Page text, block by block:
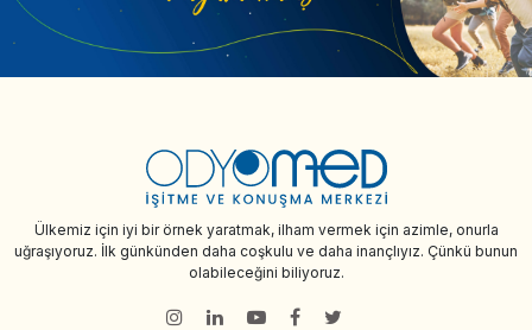
Ülkemiz için iyi bir örnek yaratmak, ilham vermek için azimle, onurla
uğraşıyoruz. İlk günkünden daha coşkulu ve daha inançlıyız. Çünkü bunun
olabileceğini biliyoruz.